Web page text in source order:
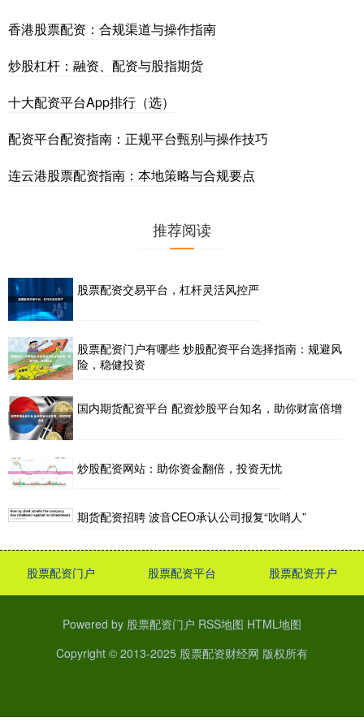
香港股票配资：合规渠道与操作指南
炒股杠杆：融资、配资与股指期货
十大配资平台App排行（选）
配资平台配资指南：正规平台甄别与操作技巧
连云港股票配资指南：本地策略与合规要点
推荐阅读
股票配资交易平台，杠杆灵活风控严
股票配资门户有哪些 炒股配资平台选择指南：规避风
险，稳健投资
国内期货配资平台 配资炒股平台知名，助你财富倍增
炒股配资网站：助你资金翻倍，投资无忧
期货配资招聘 波音CEO承认公司报复“吹哨人”
股票配资门户 股票配资平台 股票配资开户
Powered by 股票配资门户 RSS地图 HTML地图
Copyright © 2013-2025 股票配资财经网 版权所有